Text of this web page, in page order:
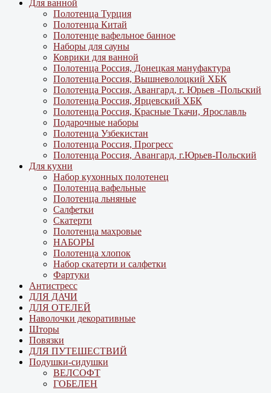
Для ванной
Полотенца Турция
Полотенца Китай
Полотенце вафельное банное
Наборы для сауны
Коврики для ванной
Полотенца Россия, Донецкая мануфактура
Полотенца Россия, Вышневолоцкий ХБК
Полотенца Россия, Авангард, г. Юрьев -Польский
Полотенца Россия, Ярцевский ХБК
Полотенца Россия, Красные Ткачи, Ярославль
Подарочные наборы
Полотенца Узбекистан
Полотенца Россия, Прогресс
Полотенца Россия, Авангард, г.Юрьев-Польский
Для кухни
Набор кухонных полотенец
Полотенца вафельные
Полотенца льняные
Салфетки
Скатерти
Полотенца махровые
НАБОРЫ
Полотенца хлопок
Набор скатерти и салфетки
Фартуки
Антистресс
ДЛЯ ДАЧИ
ДЛЯ ОТЕЛЕЙ
Наволочки декоративные
Шторы
Повязки
ДЛЯ ПУТЕШЕСТВИЙ
Подушки-сидушки
ВЕЛСОФТ
ГОБЕЛЕН